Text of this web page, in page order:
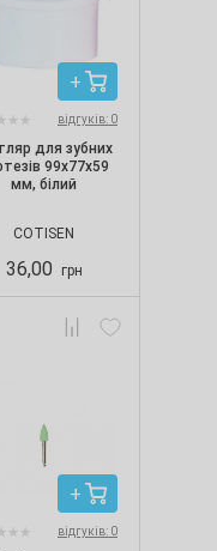
відгуків: 0
для зубних
99х77х59
мм, білий
COTISEN
36,00 грн
відгуків: 0